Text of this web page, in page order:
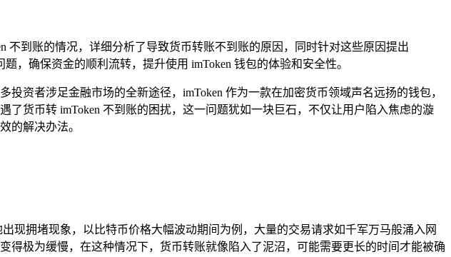
不到账的情况，详细分析了导致货币转账不到账的原因，同时针对这些原因提出
，确保资金的顺利流转，提升使用 imToken 钱包的体验和安全性。
资者涉足金融市场的全新途径，imToken 作为一款在加密货币领域声名远扬的钱包，
了货币转 imToken 不到账的困扰，这一问题犹如一块巨石，不仅让用户陷入焦虑的漩
的解决办法。
现拥堵现象，以比特币价格大幅波动期间为例，大量的交易请求如千军万马般涌入网
极为缓慢，在这种情况下，货币转账就像陷入了泥沼，可能需要更长的时间才能被确